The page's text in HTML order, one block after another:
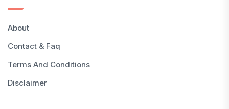
About
Contact & Faq
Terms And Conditions
Disclaimer